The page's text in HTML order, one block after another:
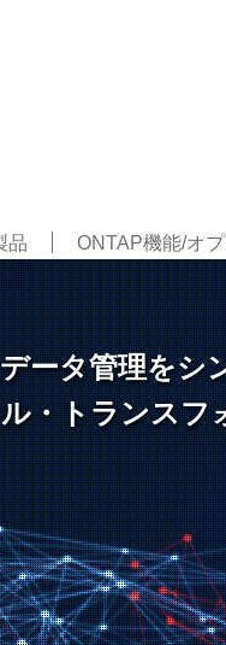
品 ONTAP機能/オ
ータ管理をシ
・トランスフ